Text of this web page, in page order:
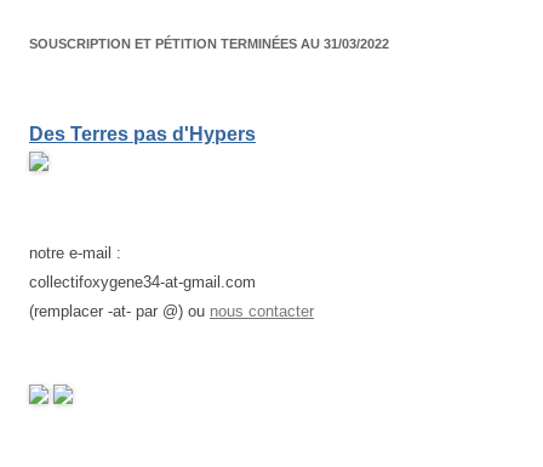
SOUSCRIPTION ET PÉTITION TERMINÉES AU 31/03/2022
Des Terres pas d'Hypers
notre e-mail :
collectifoxygene34-at-gmail.com
(remplacer -at- par @) ou nous contacter